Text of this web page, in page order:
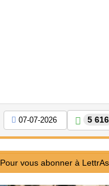
07-07-2026 5 616
Pour vous abonner à